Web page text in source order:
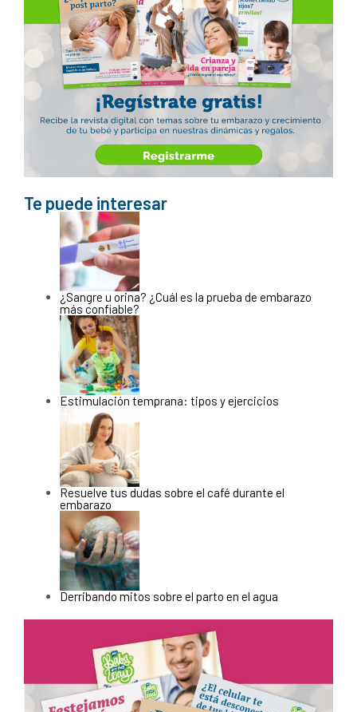
Te puede interesar
¿Sangre u orina? ¿Cuál es la prueba de embarazo
más confiable?
Estimulación temprana: tipos y ejercicios
Resuelve tus dudas sobre el café durante el
embarazo
Derribando mitos sobre el parto en el agua